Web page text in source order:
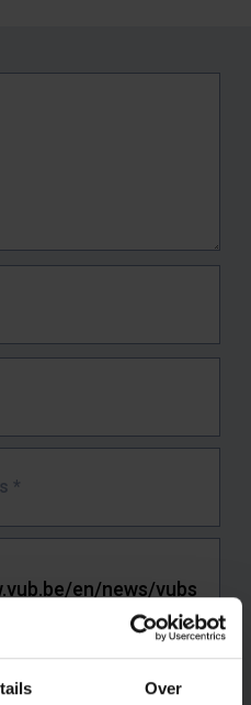
Over
*
where you encountered the error.